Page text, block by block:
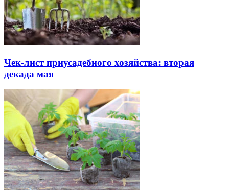
Чек-лист приусадебного хозяйства: вторая
декада мая